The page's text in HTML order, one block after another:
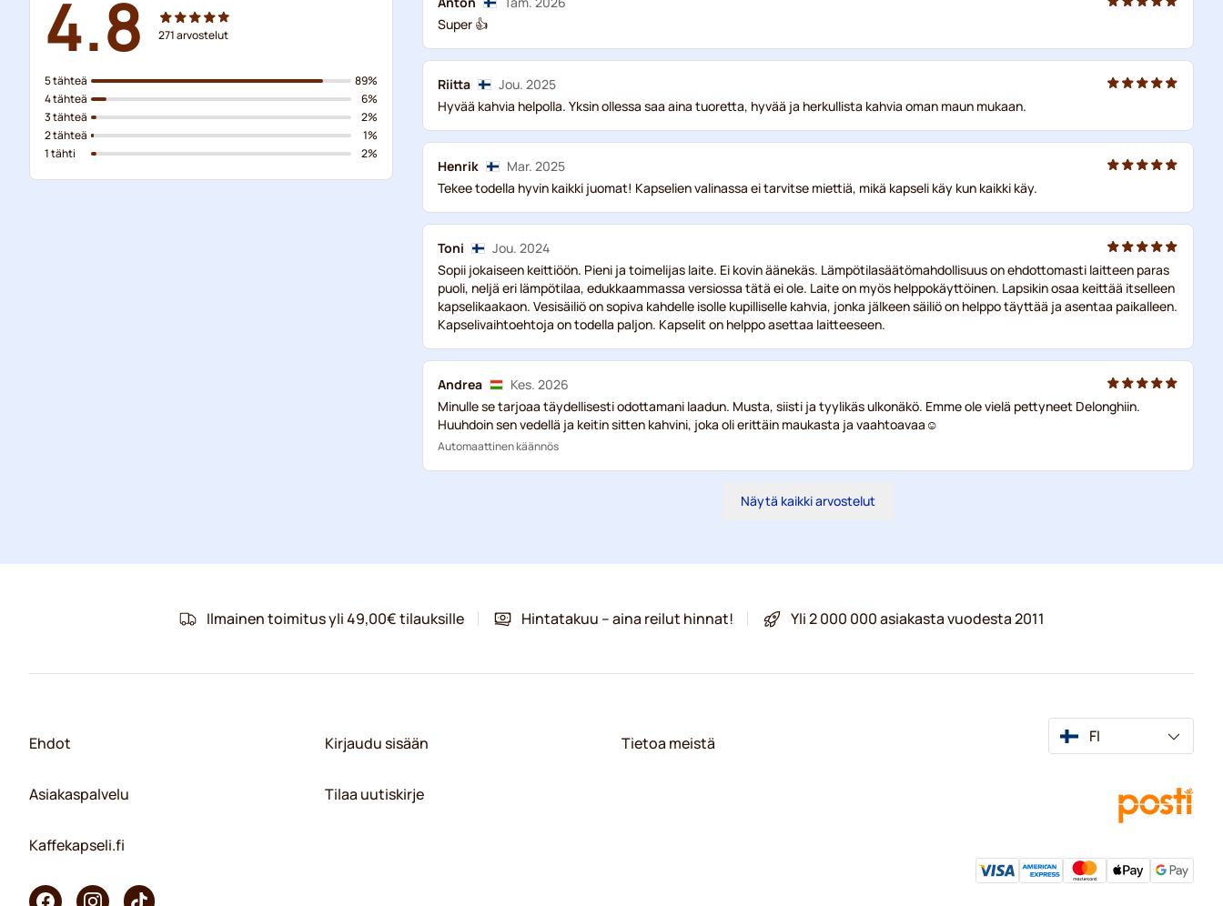
4.8 271arvostelut
5 tähteä
4 tähteä
3 tähteä
2 tähteä
1 tähti
89%
6%
2%
1%
2%
Super 👍
Riitta
Jou. 2025
Hyvää kahvia helpolla. Yksin ollessa saa aina tuoretta, hyvää ja herkullista kahvia oman maun mukaan.
Henrik
Mar. 2025
Tekee todella hyvin kaikki juomat! Kapselien valinassa ei tarvitse miettiä, mikä kapseli käy kun kaikki käy.
Toni
Jou. 2024
Sopii jokaiseen keittiöön. Pieni ja toimelijas laite. Ei kovin äänekäs. Lämpötilasäätömahdollisuus on ehdottomasti laitteen paras
puoli, neljä eri lämpötilaa, edukkaammassa versiossa tätä ei ole. Laite on myös helppokäyttöinen. Lapsikin osaa keittää itselleen
kapselikaakaon. Vesisäiliö on sopiva kahdelle isolle kupilliselle kahvia, jonka jälkeen säiliö on helppo täyttää ja asentaa paikalleen.
Kapselivaihtoehtoja on todella paljon. Kapselit on helppo asettaa laitteeseen.
Andrea
Kes. 2026
Minulle se tarjoaa täydellisesti odottamani laadun. Musta, siisti ja tyylikäs ulkonäkö. Emme ole vielä pettyneet Delonghiin.
Huuhdoin sen vedellä ja keitin sitten kahvini, joka oli erittäin maukasta ja vaahtoavaa☺️
Automaattinen käännös
Näytä kaikki arvostelut
Ilmainen toimitus yli 49,00€ tilauksille Hintatakuu – aina reilut hinnat! Yli 2 000 000 asiakasta vuodesta 2011
Ehdot
Asiakaspalvelu
Kaffekapseli.fi
Kirjaudu sisään
Tilaa uutiskirje
Tietoa meistä FI